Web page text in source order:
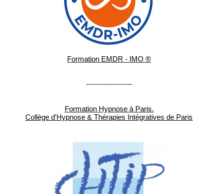
Formation EMDR - IMO ®
-------------------
Formation Hypnose à Paris.
Collège d'Hypnose & Thérapies Intégratives de Paris